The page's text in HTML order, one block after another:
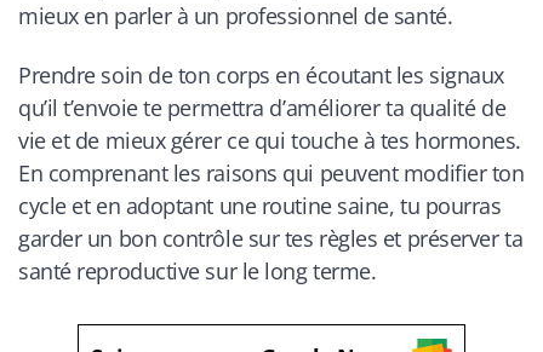
mieux en parler à un professionnel de santé.
Prendre soin de ton corps en écoutant les signaux
qu’il t’envoie te permettra d’améliorer ta qualité de
vie et de mieux gérer ce qui touche à tes hormones.
En comprenant les raisons qui peuvent modifier ton
cycle et en adoptant une routine saine, tu pourras
garder un bon contrôle sur tes règles et préserver ta
santé reproductive sur le long terme.